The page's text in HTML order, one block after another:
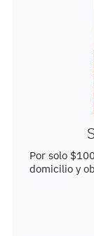
Por solo
domicilio y